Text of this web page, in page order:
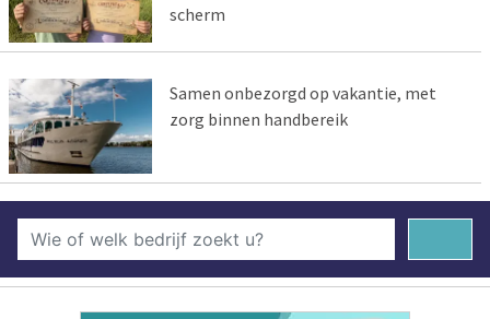
scherm
Samen onbezorgd op vakantie, met
zorg binnen handbereik